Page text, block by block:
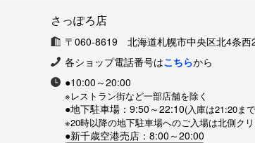
さっぽろ店
〒060-8619 北海道札幌市中央区北4条西
各ショップ電話番号はこちらから
●10:00～20:00
※レストラン街など一部店舗を除く
●地下駐車場：9:50～22:10(入庫は21:20ま
※20時以降の地下駐車場へのご入場は北側ク
●新千歳空港売店：8:00～20:00